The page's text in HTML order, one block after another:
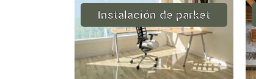
Instalación de parket